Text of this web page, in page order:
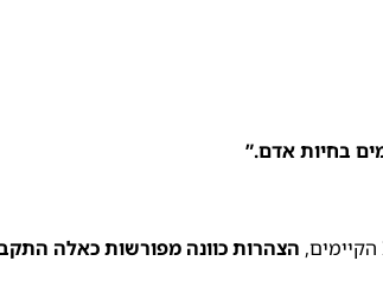
בחיות אדם.”
הצהרות כוונה מפורשות כאלה